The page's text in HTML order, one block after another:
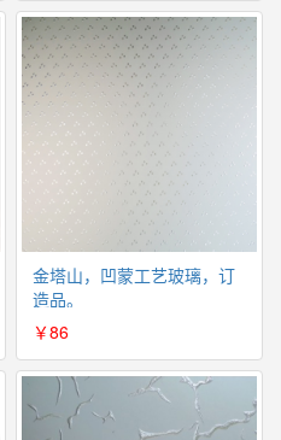
金塔山，凹蒙工艺玻璃，订
造品。
￥86